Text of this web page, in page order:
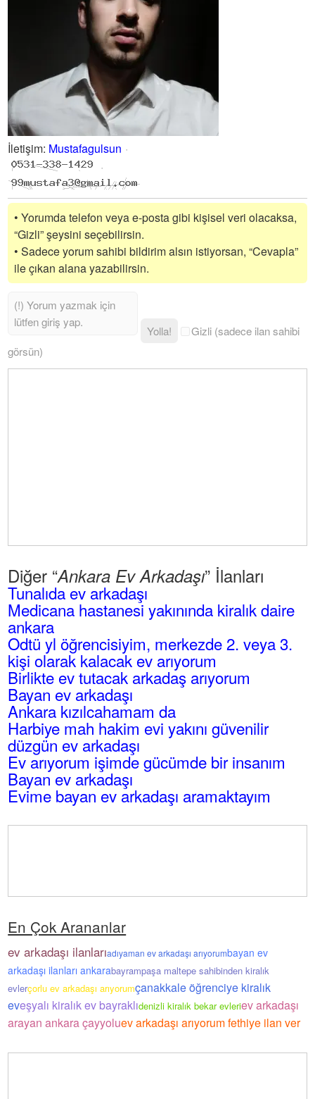
İletişim: Mustafagulsun
• Yorumda telefon veya e-posta gibi kişisel veri olacaksa,
“Gizli” şeysini seçebilirsin.
• Sadece yorum sahibi bildirim alsın istiyorsan, “Cevapla”
ile çıkan alana yazabilirsin.
Yolla!
Gizli (sadece ilan sahibi
görsün)
Diğer “Ankara Ev Arkadaşı” İlanları
Tunalıda ev arkadaşı
Medicana hastanesi yakınında kiralık daire
ankara
Odtü yl öğrencisiyim, merkezde 2. veya 3.
kişi olarak kalacak ev arıyorum
Birlikte ev tutacak arkadaş arıyorum
Bayan ev arkadaşı
Ankara kızılcahamam da
Harbiye mah hakim evi yakını güvenilir
düzgün ev arkadaşı
Ev arıyorum işimde gücümde bir insanım
Bayan ev arkadaşı
Evime bayan ev arkadaşı aramaktayım
En Çok Arananlar
ev arkadaşı ilanlarıadıyaman ev arkadaşı arıyorumbayan ev
arkadaşı ilanları ankarabayrampaşa maltepe sahibinden kiralık
evlerçorlu ev arkadaşı arıyorumçanakkale öğrenciye kiralık
eveşyalı kiralık ev bayraklıdenizli kiralık bekar evleriev arkadaşı
arayan ankara çayyoluev arkadaşı arıyorum fethiye ilan ver